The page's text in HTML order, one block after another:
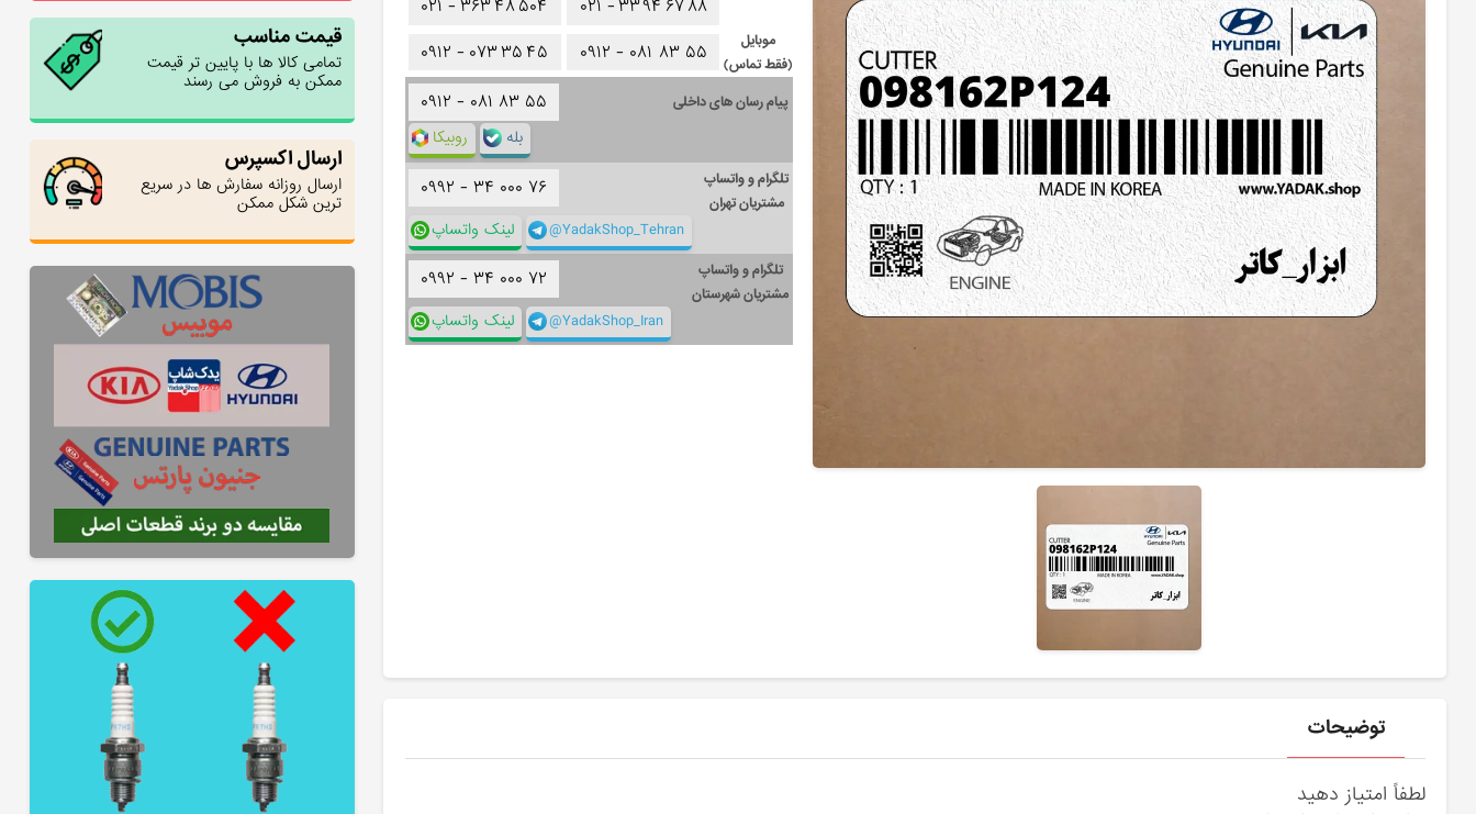
قیمت مناسب
تمامی کالا ها با پایین تر قیمت
ممکن به فروش می رسند
ارسال اکسپرس
ارسال روزانه سفارش ها در سریع
ترین شکل ممکن
۰۲۱ -۳۳۹۴ ۶۷۸۸
۰۲۱ - ۳۶۳۴۸۵۰۴
موبایل
(فقط تماس)
۰۹۱۲ - ۰۸۱ ۸۳ ۵۵ ۰۹۱۲ - ۰۷۳۳۵ ۴۵
پیام رسان های داخلی ۰۹۱۲ - ۰۸۱ ۸۳ ۵۵
روبیکا بله
تلگرام و واتساپ
مشتریان تهران
۰۹۹۲ - ۳۴ ۰۰۰ ۷۶
لینک واتساپ @YadakShop_Tehran
تلگرام و واتساپ
مشتریان شهرستان
۰۹۹۲ - ۳۴ ۰۰۰ ۷۲
لینک واتساپ @YadakShop_Iran
توضیحات
لطفاً امتیاز دهید